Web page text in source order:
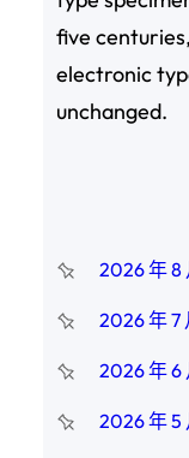
five
electronic
unchanged.
2026 年 8
2026 年 7
2026 年 6
2026 年 5